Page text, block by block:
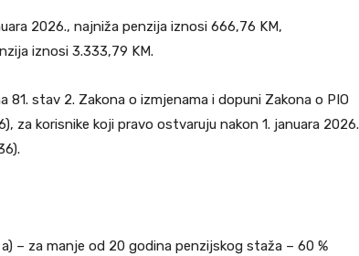
2026., najniža penzija iznosi 666,76 KM,
iznosi 3.333,79 KM.
81. stav 2. Zakona o izmjenama i dopuni Zakona o PIO
za korisnike koji pravo ostvaruju nakon 1. januara 2026.
– za manje od 20 godina penzijskog staža – 60 %